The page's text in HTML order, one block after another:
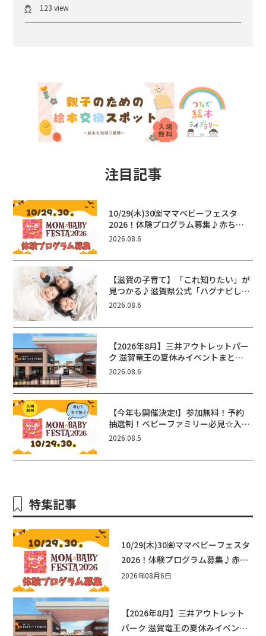
123 view
注目記事
10/29(木)30㈮ママベビーフェスタ
2026！体験プログラム募集♪赤ちゃ
ん向けイベントに出演しませんか？
2026.08.6
【滋賀の子育て】「これ知りたい」が
見つかる♪滋賀県公式「ハグナビし
が」使ってる？おでかけ・制度・子育
2026.08.6
【2026年8月】三井アウトレットパー
ク 滋賀竜王の夏休みイベントまと
め！びしょぬれ水あそび・激辛グル
ん！
2026.08.6
【今年も開催決定!】参加無料！予約
抽選制！ベビーファミリー必見☆入場
無料☆10/29(木)30(金)ママベビーフ
エリ守山
2026.08.5
特集記事
10/29(木)30㈮ママベビーフェスタ
2026！体験プログラム募集♪赤ち
ゃん向けイベントに出演しません
2026年08月6日
【2026年8月】三井アウトレット
パーク 滋賀竜王の夏休みイベント